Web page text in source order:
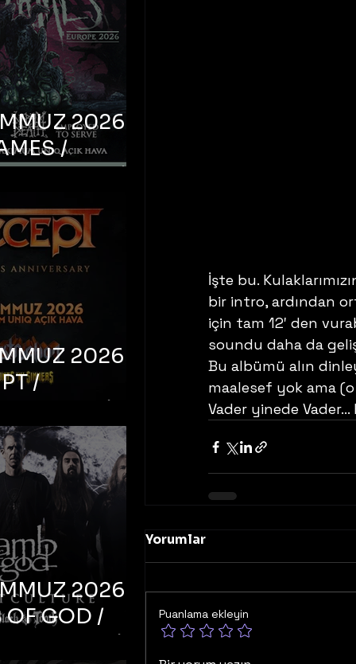
İşte bu.
bir intro, ardından
için tam 12′ den
soundu daha da
Bu albümü alın
maalesef yok ama
Vader yinede Vader…
Yorumlar
Puanlama ekleyin
2026 –
/
DEATH /
– İstanbul,
Uniq
2026 –
/
/
‘N’
– İstanbul,
Uniq
2026 –
OF GOD /
CULTURE /